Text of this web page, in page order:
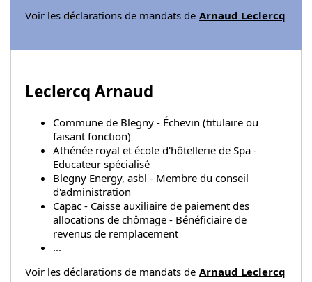
Voir les déclarations de mandats de Arnaud Leclercq
Leclercq Arnaud
Commune de Blegny - Échevin (titulaire ou
faisant fonction)
Athénée royal et école d'hôtellerie de Spa -
Educateur spécialisé
Blegny Energy, asbl - Membre du conseil
d'administration
Capac - Caisse auxiliaire de paiement des
allocations de chômage - Bénéficiaire de
revenus de remplacement
...
Voir les déclarations de mandats de Arnaud Leclercq